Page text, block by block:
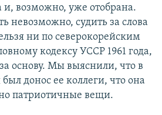
и, возможно, уже отобрана.
невозможно, судить за слова
ни по северокорейским
кодексу УССР 1961 года,
основу. Мы выяснили, что в
донос ее коллеги, что она
патриотичные вещи.